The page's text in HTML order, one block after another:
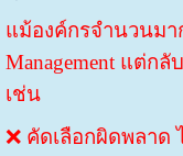
แม้องค์กรจำนวนมา
Management แต่ก
เช่น
❌ คัดเลือกผิดพลาด